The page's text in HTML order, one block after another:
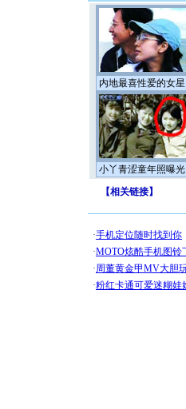
内地最喜性爱的女星
小丫青涩童年照曝光
【相关链接】